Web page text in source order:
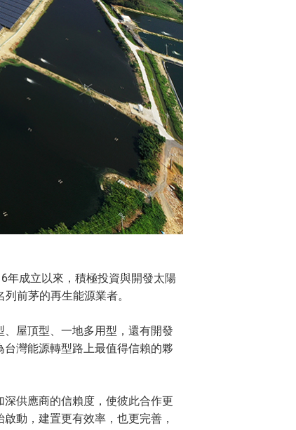
年成立以來，積極投資與開發太陽
前茅的再生能源業者。
屋頂型、一地多用型，還有開發
灣能源轉型路上最值得信賴的夥
供應商的信賴度，使彼此合作更
動，建置更有效率，也更完善，